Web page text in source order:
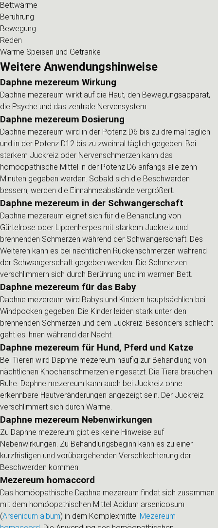
Bettwärme
Berührung
Bewegung
Reden
Warme Speisen und Getränke
Weitere Anwendungshinweise
Daphne mezereum Wirkung
Daphne mezereum wirkt auf die Haut, den Bewegungsapparat,
die Psyche und das zentrale Nervensystem.
Daphne mezereum Dosierung
Daphne mezereum wird in der Potenz D6 bis zu dreimal täglich
und in der Potenz D12 bis zu zweimal täglich gegeben. Bei
starkem Juckreiz oder Nervenschmerzen kann das
homöopathische Mittel in der Potenz D6 anfangs alle zehn
Minuten gegeben werden. Sobald sich die Beschwerden
bessern, werden die Einnahmeabstände vergrößert.
Daphne mezereum in der Schwangerschaft
Daphne mezereum eignet sich für die Behandlung von
Gürtelrose oder Lippenherpes mit starkem Juckreiz und
brennenden Schmerzen während der Schwangerschaft. Des
Weiteren kann es bei nächtlichen Rückenschmerzen während
der Schwangerschaft gegeben werden. Die Schmerzen
verschlimmern sich durch Berührung und im warmen Bett.
Daphne mezereum für das Baby
Daphne mezereum wird Babys und Kindern hauptsächlich bei
Windpocken gegeben. Die Kinder leiden stark unter den
brennenden Schmerzen und dem Juckreiz. Besonders schlecht
geht es ihnen während der Nacht.
Daphne mezereum für Hund, Pferd und Katze
Bei Tieren wird Daphne mezereum häufig zur Behandlung von
nächtlichen Knochenschmerzen eingesetzt. Die Tiere brauchen
Ruhe. Daphne mezereum kann auch bei Juckreiz ohne
erkennbare Hautveränderungen angezeigt sein. Der Juckreiz
verschlimmert sich durch Wärme.
Daphne mezereum Nebenwirkungen
Zu Daphne mezereum gibt es keine Hinweise auf
Nebenwirkungen. Zu Behandlungsbeginn kann es zu einer
kurzfristigen und vorübergehenden Verschlechterung der
Beschwerden kommen.
Mezereum homaccord
Das homöopathische Daphne mezereum findet sich zusammen
mit dem homöopathischen Mittel Acidum arsenicosum
(Arsenicum album) in dem Komplexmittel Mezereum